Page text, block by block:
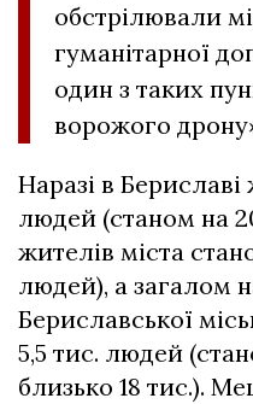
обстрілювали
гуманітарної
один з таких
ворожого
Наразі в
людей (станом на
жителів міста
людей), а загалом
Бериславської
5,5 тис. людей
близько 18 тис.).